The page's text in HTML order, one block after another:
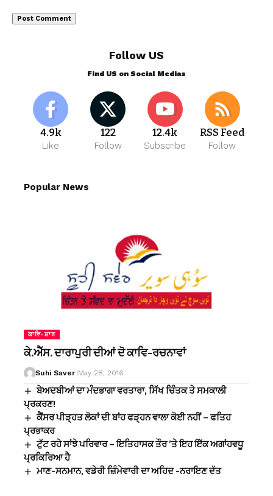
Follow US
Find US on Social Medias
4.9k
Like
122
Follow
12.4k
Subscribe
RSS Feed
Follow
Popular News
ਕਾਵਿ-ਸ਼ਾਰ
ਕੇ.ਐੱਸ. ਦਾਰਾਪੁਰੀ ਦੀਆਂ ਦੋ ਕਾਵਿ-ਰਚਨਾਵਾਂ
Suhi Saver May 28, 2016
ਬੇਅਦਬੀਆਂ ਦਾ ਮੰਦਭਾਗਾ ਵਰਤਾਰਾ, ਸਿੱਖ ਚਿੰਤਕ ਤੇ ਸਮਕਾਲੀ
ਪ੍ਰਕਰਣ!
ਕੈਂਸਰ ਪੀੜ੍ਹਤ ਲੋਕਾਂ ਦੀ ਬਾਂਹ ਫੜ੍ਹਨ ਵਾਲਾ ਕੋਈ ਨਹੀਂ – ਫਤਿਹ
ਪ੍ਰਭਾਕਰ
ਟੁੱਟ ਰਹੇ ਸਾਂਝੇ ਪਰਿਵਾਰ – ਇਤਿਹਾਸਕ ਤੌਰ ’ਤੇ ਇਹ ਇੱਕ ਅਗਾਂਹਵਧੂ
ਪ੍ਰਕਿਰਿਆ ਹੈ
ਮਾਣ-ਸਨਮਾਨ, ਵਡੇਰੀ ਜ਼ਿੰਮੇਵਾਰੀ ਦਾ ਅਹਿਦ -ਨਰਾਇਣ ਦੱਤ